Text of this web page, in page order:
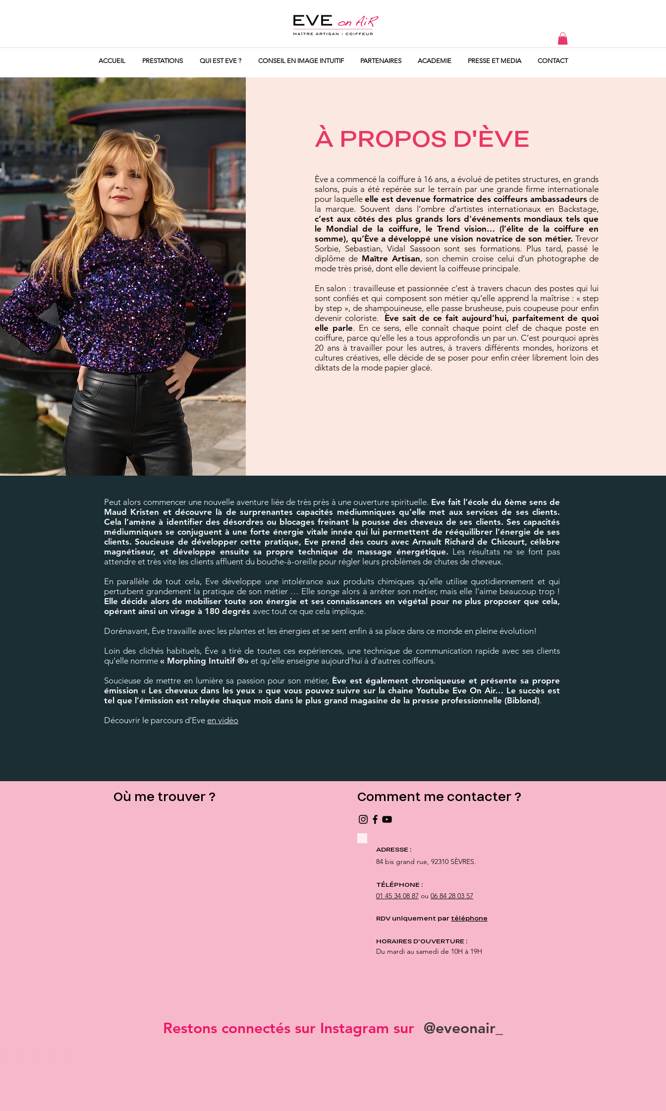
ACCUEIL PRESTATIONS QUI EST EVE ? CONSEIL EN IMAGE INTUITIF PARTENAIRES ACADEMIE PRESSE ET MEDIA CONTACT
À PROPOS D'ÈVE
Ève a commencé la coiffure à 16 ans, a évolué de petites structures, en grands
salons, puis a été repérée sur le terrain par une grande firme internationale
pour laquelleelle est devenue formatrice des coiffeurs ambassadeurs de
la marque. Souvent dans l’ombre d’artistes internationaux en Backstage,
c’est aux côtés des plus grands lors d'événements mondiaux tels que
le Mondial de la coiffure, le Trend vision… (l’élite de la coiffure en
somme), qu’Ève a développé une vision novatrice de son métier.Trevor
Sorbie, Sebastian, Vidal Sassoon sont ses formations. Plus tard, passé le
diplôme de Maître Artisan, son chemin croise celui d’un photographe de
mode très prisé, dont elle devient la coiffeuse principale.
En salon : travailleuse et passionnée c’est à travers chacun des postes qui lui
sont confiés et qui composent son métier qu’elle apprend la maîtrise : « step
by step », de shampouineuse, elle passe brusheuse, puis coupeuse pour enfin
devenir coloriste. Ève sait de ce fait aujourd’hui, parfaitement de quoi
elle parle. En ce sens, elle connaît chaque point clef de chaque poste en
coiffure, parce qu’elle les a tous approfondis un par un. C’est pourquoi après
20 ans à travailler pour les autres, à travers différents mondes, horizons et
cultures créatives, elle décide de se poser pour enfin créer librement loin des
diktats de la mode papier glacé.
Peut alors commencer une nouvelle aventure liée de très près à une ouverture spirituelle. Eve fait l’école du 6ème sens de
Maud Kristen et découvre là de surprenantes capacités médiumniques qu’elle met aux services de ses clients.
Cela l’amène à identifier des désordres ou blocages freinant la pousse des cheveux de ses clients. Ses capacités
médiumniques se conjuguent à une forte énergie vitale innée qui lui permettent de rééquilibrer l’énergie de ses
clients. Soucieuse de développer cette pratique, Eve prend des cours avec Arnault Richard de Chicourt, célèbre
magnétiseur, et développe ensuite sa propre technique de massage énergétique. Les résultats ne se font pas
attendre et très vite les clients affluent du bouche-à-oreille pour régler leurs problèmes de chutes de cheveux.
En parallèle de tout cela, Eve développe une intolérance aux produits chimiques qu’elle utilise quotidiennement et qui
perturbent grandement la pratique de son métier … Elle songe alors à arrêter son métier, mais elle l’aime beaucoup trop !
Elle décide alors de mobiliser toute son énergie et ses connaissances en végétal pour ne plus proposer que cela,
opérant ainsi un virage à 180 degrés avec tout ce que cela implique.
Dorénavant, Ève travaille avec les plantes et les énergies et se sent enfin à sa place dans ce monde en pleine évolution!
Loin des clichés habituels, Ève a tiré de toutes ces expériences, une technique de communication rapide avec ses clients
qu’elle nomme « Morphing Intuitif ®» et qu’elle enseigne aujourd’hui à d’autres coiffeurs.
Soucieuse de mettre en lumière sa passion pour son métier, Ève est également chroniqueuse et présente sa propre
émission « Les cheveux dans les yeux » que vous pouvez suivre sur la chaine Youtube Eve On Air… Le succès est
tel que l’émission est relayée chaque mois dans le plus grand magasine de la presse professionnelle (Biblond).
Découvrir le parcours d’Eve en vidéo
Où me trouver ? Comment me contacter ?
ADRESSE :
84 bis grand rue, 92310 SÈVRES.
TÉLÉPHONE :
01 45 34 08 87 ou 06 84 28 03 57
RDV uniquement par téléphone
HORAIRES D'OUVERTURE :
Du mardi au samedi de 10H à 19H
Restons connectés sur Instagram sur @eveonair_